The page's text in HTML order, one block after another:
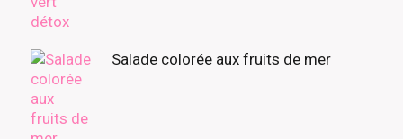
Salade colorée aux fruits de mer